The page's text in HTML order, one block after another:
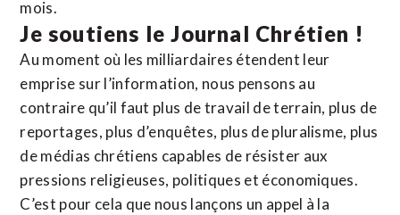
mois.
Je soutiens le Journal Chrétien !
Au moment où les milliardaires étendent leur
emprise sur l’information, nous pensons au
contraire qu’il faut plus de travail de terrain, plus de
reportages, plus d’enquêtes, plus de pluralisme, plus
de médias chrétiens capables de résister aux
pressions religieuses, politiques et économiques.
C’est pour cela que nous lançons un appel à la